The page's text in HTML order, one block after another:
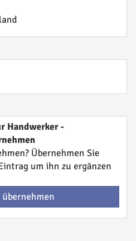
Handwerker -
Übernehmen Sie
um ihn zu ergänzen